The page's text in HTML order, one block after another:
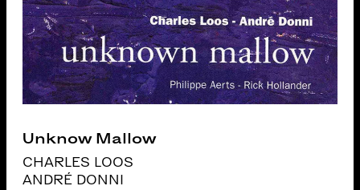
Unknow Mallow
CHARLES LOOS
ANDRÉ DONNI